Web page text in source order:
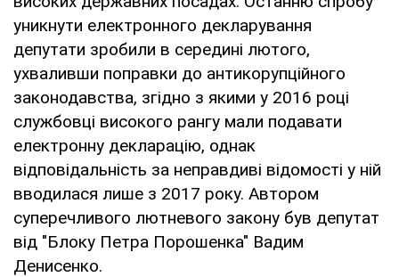
уникнути електронного декларування
депутати зробили в середині лютого,
ухваливши поправки до антикорупційного
законодавства, згідно з якими у 2016 році
службовці високого рангу мали подавати
електронну декларацію, однак
відповідальність за неправдиві відомості у ній
вводилася лише з 2017 року. Автором
суперечливого лютневого закону був депутат
від "Блоку Петра Порошенка" Вадим
Денисенко.